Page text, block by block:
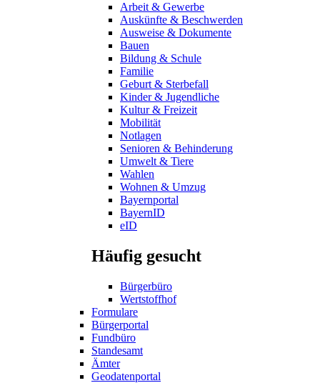
Arbeit & Gewerbe
Auskünfte & Beschwerden
Ausweise & Dokumente
Bauen
Bildung & Schule
Familie
Geburt & Sterbefall
Kinder & Jugendliche
Kultur & Freizeit
Mobilität
Notlagen
Senioren & Behinderung
Umwelt & Tiere
Wahlen
Wohnen & Umzug
Bayernportal
BayernID
eID
Häufig gesucht
Bürgerbüro
Wertstoffhof
Formulare
Bürgerportal
Fundbüro
Standesamt
Ämter
Geodatenportal